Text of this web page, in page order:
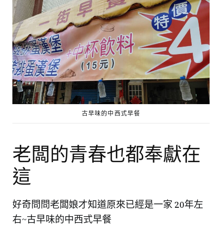
古早味的中西式早餐
老闆的青春也都奉獻在
這
好奇問問老闆娘才知道原來已經是一家 20年左
右~古早味的中西式早餐